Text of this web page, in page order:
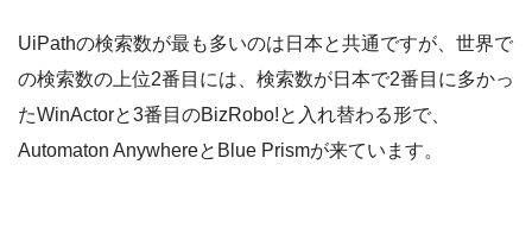
UiPathの検索数が最も多いのは日本と共通ですが、世界で
の検索数の上位2番目には、検索数が日本で2番目に多かっ
たWinActorと3番目のBizRobo!と入れ替わる形で、
Automaton AnywhereとBlue Prismが来ています。